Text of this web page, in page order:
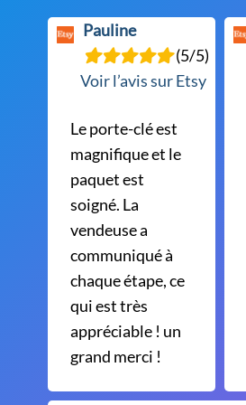
Pauline
(5/5)
Voir l’avis sur Etsy
Le porte-clé est
magnifique et le
paquet est
soigné. La
vendeuse a
communiqué à
chaque étape, ce
qui est très
appréciable ! un
grand merci !